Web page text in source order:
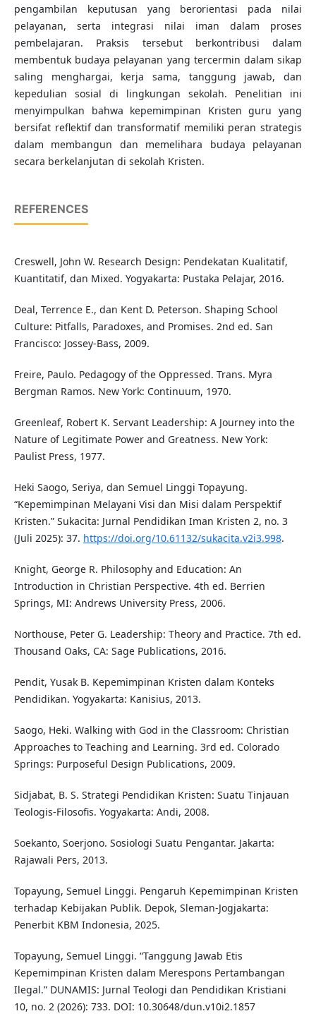
pengambilan keputusan yang berorientasi pada nilai
pelayanan, serta integrasi nilai iman dalam proses
pembelajaran. Praksis tersebut berkontribusi dalam
membentuk budaya pelayanan yang tercermin dalam sikap
saling menghargai, kerja sama, tanggung jawab, dan
kepedulian sosial di lingkungan sekolah. Penelitian ini
menyimpulkan bahwa kepemimpinan Kristen guru yang
bersifat reflektif dan transformatif memiliki peran strategis
dalam membangun dan memelihara budaya pelayanan
secara berkelanjutan di sekolah Kristen.
REFERENCES
Creswell, John W. Research Design: Pendekatan Kualitatif,
Kuantitatif, dan Mixed. Yogyakarta: Pustaka Pelajar, 2016.
Deal, Terrence E., dan Kent D. Peterson. Shaping School
Culture: Pitfalls, Paradoxes, and Promises. 2nd ed. San
Francisco: Jossey-Bass, 2009.
Freire, Paulo. Pedagogy of the Oppressed. Trans. Myra
Bergman Ramos. New York: Continuum, 1970.
Greenleaf, Robert K. Servant Leadership: A Journey into the
Nature of Legitimate Power and Greatness. New York:
Paulist Press, 1977.
Heki Saogo, Seriya, dan Semuel Linggi Topayung.
“Kepemimpinan Melayani Visi dan Misi dalam Perspektif
Kristen.” Sukacita: Jurnal Pendidikan Iman Kristen 2, no. 3
(Juli 2025): 37. https://doi.org/10.61132/sukacita.v2i3.998.
Knight, George R. Philosophy and Education: An
Introduction in Christian Perspective. 4th ed. Berrien
Springs, MI: Andrews University Press, 2006.
Northouse, Peter G. Leadership: Theory and Practice. 7th ed.
Thousand Oaks, CA: Sage Publications, 2016.
Pendit, Yusak B. Kepemimpinan Kristen dalam Konteks
Pendidikan. Yogyakarta: Kanisius, 2013.
Saogo, Heki. Walking with God in the Classroom: Christian
Approaches to Teaching and Learning. 3rd ed. Colorado
Springs: Purposeful Design Publications, 2009.
Sidjabat, B. S. Strategi Pendidikan Kristen: Suatu Tinjauan
Teologis-Filosofis. Yogyakarta: Andi, 2008.
Soekanto, Soerjono. Sosiologi Suatu Pengantar. Jakarta:
Rajawali Pers, 2013.
Topayung, Semuel Linggi. Pengaruh Kepemimpinan Kristen
terhadap Kebijakan Publik. Depok, Sleman-Jogjakarta:
Penerbit KBM Indonesia, 2025.
Topayung, Semuel Linggi. “Tanggung Jawab Etis
Kepemimpinan Kristen dalam Merespons Pertambangan
Ilegal.” DUNAMIS: Jurnal Teologi dan Pendidikan Kristiani
10, no. 2 (2026): 733. DOI: 10.30648/dun.v10i2.1857